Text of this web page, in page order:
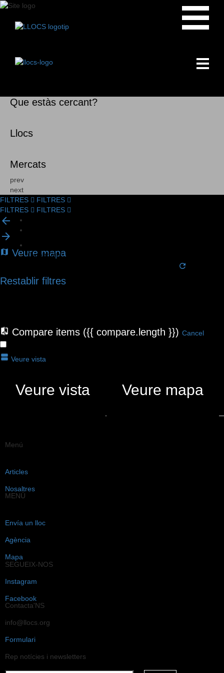
Que estàs cercant?
Llocs
Mercats
prev
next
FILTRES
FILTRES
FILTRES
FILTRES
Categories
De tornada a filtres
Navegar sub-categories
Carrega Més
Veure mapa
Restablir filtres
Compare items ({{ compare.length }}) Cancel
Veure vista
Veure vista Veure mapa
Contacta'NS
info@llocs.org
Formulari
SEGUEIX-NOS
Instagram
Facebook
MENÚ
Envía un lloc
Agència
Mapa
Menú
Articles
Nosaltres
Rep notícies i newsletters